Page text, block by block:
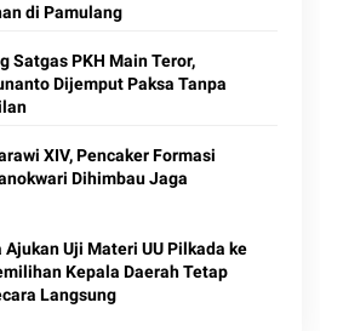
di Pamulang
Satgas PKH Main Teror,
Dijemput Paksa Tanpa
XIV, Pencaker Formasi
Dihimbau Jaga
Ajukan Uji Materi UU Pilkada ke
Kepala Daerah Tetap
Langsung